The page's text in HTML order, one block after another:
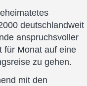
deutschlandweit
anspruchsvoller
für Monat auf eine
zu gehen.
mit den